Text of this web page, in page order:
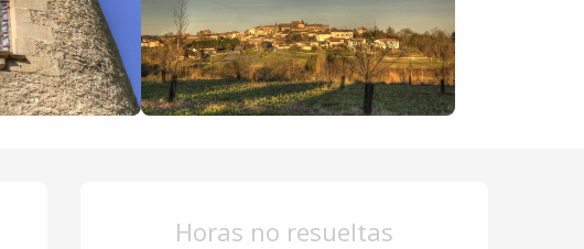
Horarios y datos de
Horas no resueltas